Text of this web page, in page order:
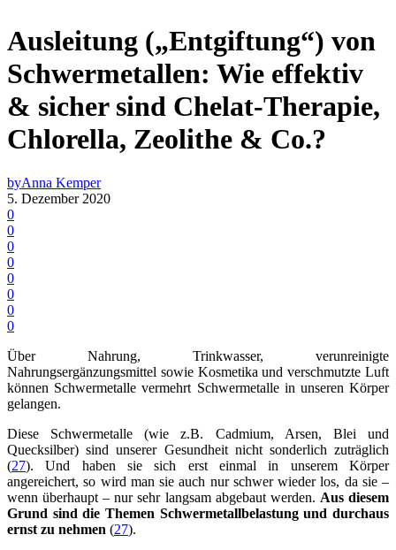
Ausleitung („Entgiftung“) von
Schwermetallen: Wie effektiv
& sicher sind Chelat-Therapie,
Chlorella, Zeolithe & Co.?
byAnna Kemper
5. Dezember 2020
0
0
0
0
0
0
0
0
Über Nahrung, Trinkwasser, verunreinigte
Nahrungsergänzungsmittel sowie Kosmetika und verschmutzte Luft
können Schwermetalle vermehrt Schwermetalle in unseren Körper
gelangen.
Diese Schwermetalle (wie z.B. Cadmium, Arsen, Blei und
Quecksilber) sind unserer Gesundheit nicht sonderlich zuträglich
(27). Und haben sie sich erst einmal in unserem Körper
angereichert, so wird man sie auch nur schwer wieder los, da sie –
wenn überhaupt – nur sehr langsam abgebaut werden. Aus diesem
Grund sind die Themen Schwermetallbelastung und durchaus
ernst zu nehmen (27).